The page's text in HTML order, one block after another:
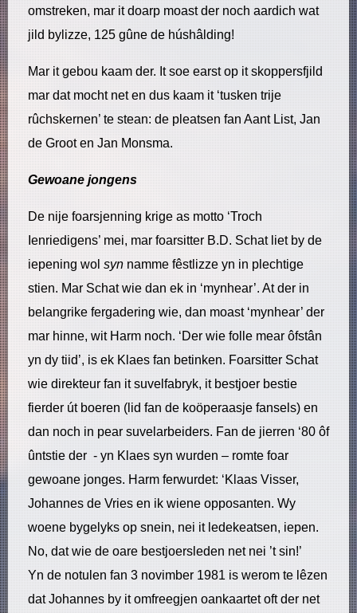
omstreken, mar it doarp moast der noch aardich wat
jild bylizze, 125 gûne de húshâlding!
Mar it gebou kaam der. It soe earst op it skoppersfjild
mar dat mocht net en dus kaam it ‘tusken trije
rûchskernen’ te stean: de pleatsen fan Aant List, Jan
de Groot en Jan Monsma.
Gewoane jongens
De nije foarsjenning krige as motto ‘Troch
Ienriedigens’ mei, mar foarsitter B.D. Schat liet by de
iepening wol syn namme fêstlizze yn in plechtige
stien. Mar Schat wie dan ek in ‘mynhear’. At der in
belangrike fergadering wie, dan moast ‘mynhear’ der
mar hinne, wit Harm noch. ‘Der wie folle mear ôfstân
yn dy tiid’, is ek Klaes fan betinken. Foarsitter Schat
wie direkteur fan it suvelfabryk, it bestjoer bestie
fierder út boeren (lid fan de koöperaasje fansels) en
dan noch in pear suvelarbeiders. Fan de jierren ‘80 ôf
ûntstie der - yn Klaes syn wurden – romte foar
gewoane jonges. Harm ferwurdet: ‘Klaas Visser,
Johannes de Vries en ik wiene opposanten. Wy
woene bygelyks op snein, nei it ledekeatsen, iepen.
No, dat wie de oare bestjoersleden net nei ’t sin!’
Yn de notulen fan 3 novimber 1981 is werom te lêzen
dat Johannes by it omfreegjen oankaartet oft der net